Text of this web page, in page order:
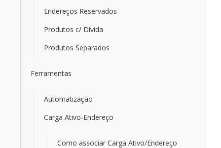
Endereços Reservados
Produtos c/ Dívida
Produtos Separados
Ferramentas
Automatização
Carga Ativo-Endereço
Como associar Carga Ativo/Endereço